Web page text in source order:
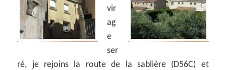
vir
ag
e
ser
ré, je rejoins la route de la sablière (D56C) et